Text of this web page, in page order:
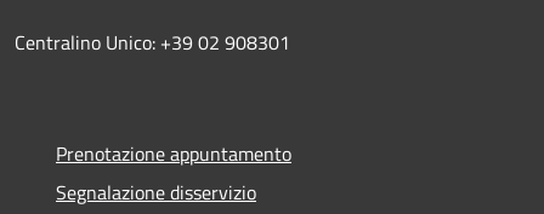
Centralino Unico: +39 02 908301
Prenotazione appuntamento
Segnalazione disservizio